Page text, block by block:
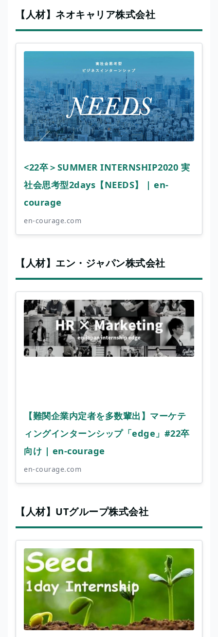
【人材】ネオキャリア株式会社
<22卒＞SUMMER INTERNSHIP2020 実
社会思考型2days【NEEDS】 | en-
courage
en-courage.com
【人材】エン・ジャパン株式会社
【難関企業内定者を多数輩出】マーケテ
ィングインターンシップ「edge」#22卒
向け | en-courage
en-courage.com
【人材】UTグループ株式会社